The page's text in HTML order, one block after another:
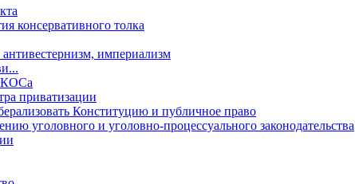
консервативного толка
империализм
приватизации
Конституцию и публичное право
уголовного и уголовно-процессуального законодательства